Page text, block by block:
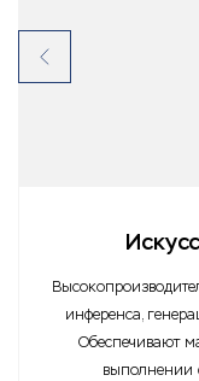
инференса,
Обеспечивают
выполнении